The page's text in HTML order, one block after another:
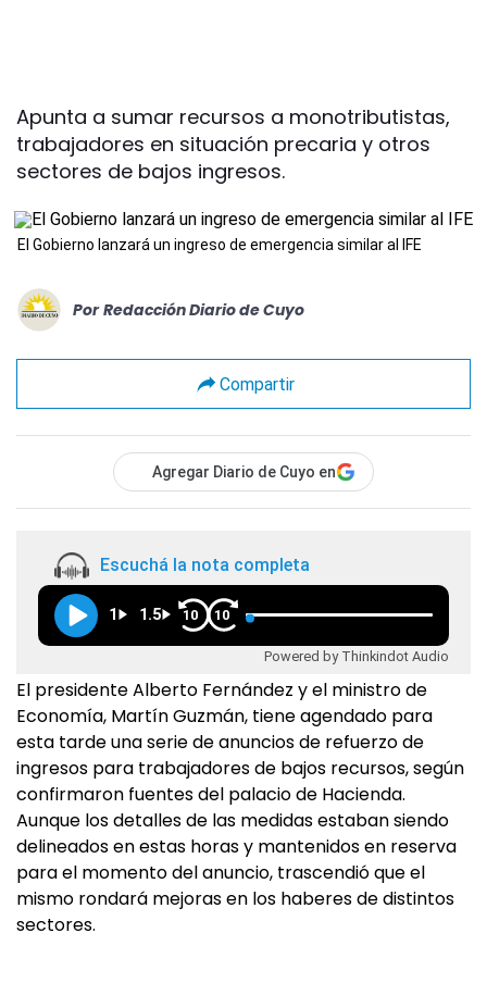
Apunta a sumar recursos a monotributistas,
trabajadores en situación precaria y otros
sectores de bajos ingresos.
El Gobierno lanzará un ingreso de emergencia similar al IFE
Por Redacción Diario de Cuyo
Compartir
Agregar Diario de Cuyo en
Escuchá la nota completa
1 1.5 10 10
Powered by Thinkindot Audio
El presidente Alberto Fernández y el ministro de
Economía, Martín Guzmán, tiene agendado para
esta tarde una serie de anuncios de refuerzo de
ingresos para trabajadores de bajos recursos, según
confirmaron fuentes del palacio de Hacienda.
Aunque los detalles de las medidas estaban siendo
delineados en estas horas y mantenidos en reserva
para el momento del anuncio, trascendió que el
mismo rondará mejoras en los haberes de distintos
sectores.